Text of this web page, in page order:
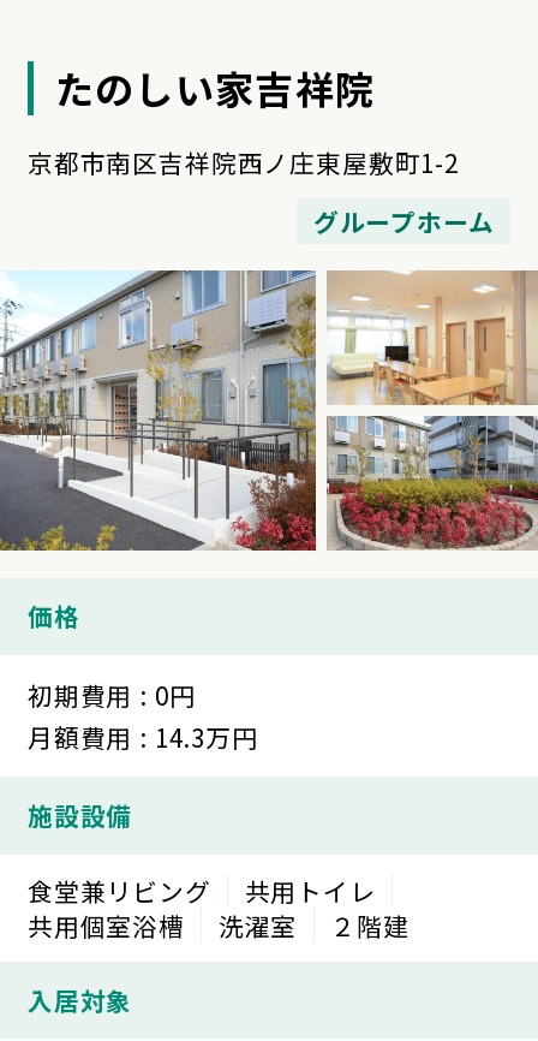
たのしい家吉祥院
京都市南区吉祥院西ノ庄東屋敷町1-2
グループホーム
価格
初期費用 : 0円
月額費用 : 14.3万円
施設設備
食堂兼リビング
共用トイレ
共用個室浴槽
洗濯室 ２階建
入居対象